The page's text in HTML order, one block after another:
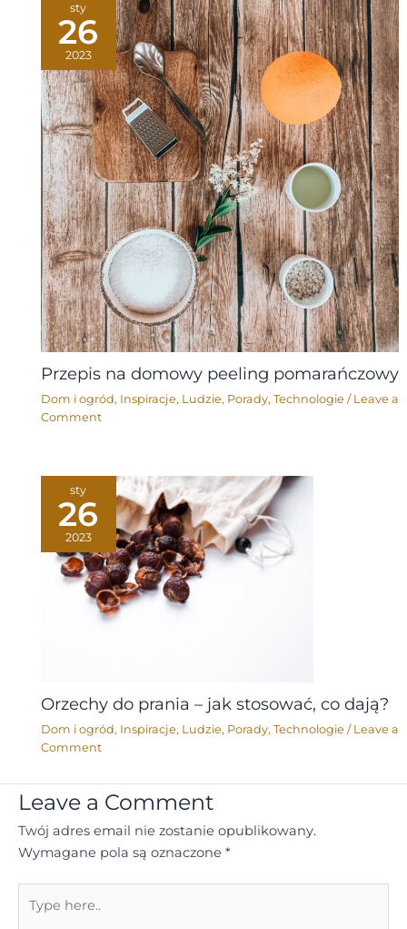
sty
26
2023
Przepis na domowy peeling pomarańczowy
Dom i ogród, Inspiracje, Ludzie, Porady, Technologie / Leave a
Comment
sty
26
2023
Orzechy do prania – jak stosować, co dają?
Dom i ogród, Inspiracje, Ludzie, Porady, Technologie / Leave a
Comment
Leave a Comment
Twój adres email nie zostanie opublikowany.
Wymagane pola są oznaczone *
here..